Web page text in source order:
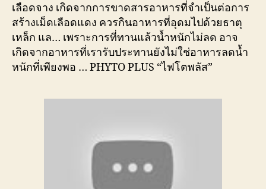
เลือดจาง เกิดจากการขาดสารอาหารที่จำเป็นต่อการ
สร้างเม็ดเลือดแดง ควรกินอาหารที่อุดมไปด้วยธาตุ
เหล็ก แล… เพราะการที่ทานแล้วน้ำหนักไม่ลด อาจ
เกิดจากอาหารที่เรารับประทานยังไม่ใช่อาหารลดน้ำ
หนักที่เพียงพอ … PHYTO PLUS “ไฟโตพลัส”